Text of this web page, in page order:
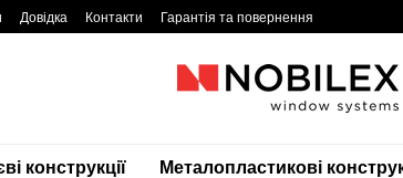
Довідка Контакти Гарантія та повернення
конструкції Металопластикові